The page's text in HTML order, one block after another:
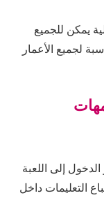
يمكن للجميع
لجميع الأعمار
إلى اللعبة
التعليمات داخل